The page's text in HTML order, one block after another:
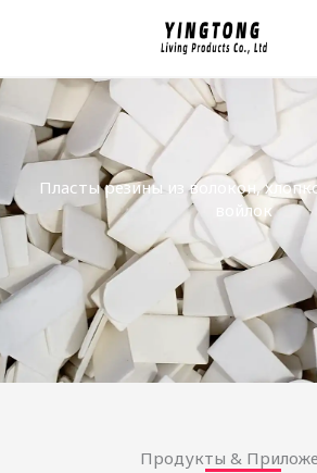
容
Пласты резины из волокон,
войлок
Продукты &